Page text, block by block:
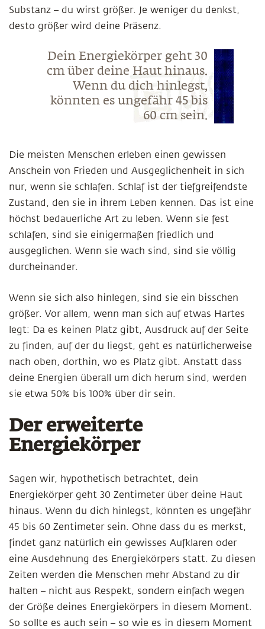
Substanz – du wirst größer. Je weniger du denkst,
desto größer wird deine Präsenz.
Dein Energiekörper geht 30
cm über deine Haut hinaus.
Wenn du dich hinlegst,
könnten es ungefähr 45 bis
60 cm sein.
Die meisten Menschen erleben einen gewissen
Anschein von Frieden und Ausgeglichenheit in sich
nur, wenn sie schlafen. Schlaf ist der tiefgreifendste
Zustand, den sie in ihrem Leben kennen. Das ist eine
höchst bedauerliche Art zu leben. Wenn sie fest
schlafen, sind sie einigermaßen friedlich und
ausgeglichen. Wenn sie wach sind, sind sie völlig
durcheinander.
Wenn sie sich also hinlegen, sind sie ein bisschen
größer. Vor allem, wenn man sich auf etwas Hartes
legt: Da es keinen Platz gibt, Ausdruck auf der Seite
zu finden, auf der du liegst, geht es natürlicherweise
nach oben, dorthin, wo es Platz gibt. Anstatt dass
deine Energien überall um dich herum sind, werden
sie etwa 50% bis 100% über dir sein.
Der erweiterte
Energiekörper
Sagen wir, hypothetisch betrachtet, dein
Energiekörper geht 30 Zentimeter über deine Haut
hinaus. Wenn du dich hinlegst, könnten es ungefähr
45 bis 60 Zentimeter sein. Ohne dass du es merkst,
findet ganz natürlich ein gewisses Aufklaren oder
eine Ausdehnung des Energiekörpers statt. Zu diesen
Zeiten werden die Menschen mehr Abstand zu dir
halten – nicht aus Respekt, sondern einfach wegen
der Größe deines Energiekörpers in diesem Moment.
So sollte es auch sein – so wie es in diesem Moment